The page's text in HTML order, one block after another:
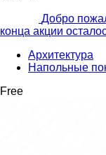
Добро
конца акции
Архитектура
Напольные
Free